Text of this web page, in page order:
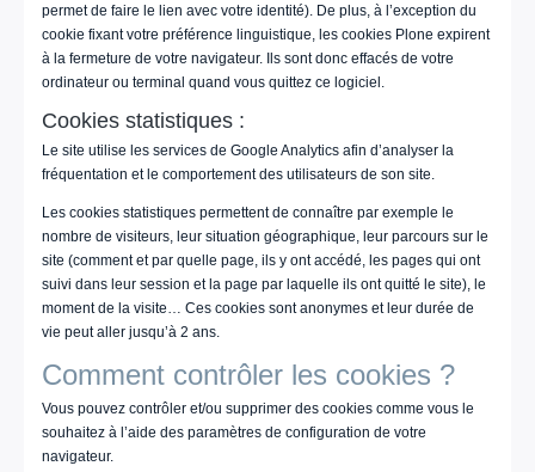
permet de faire le lien avec votre identité). De plus, à l’exception du
cookie fixant votre préférence linguistique, les cookies Plone expirent
à la fermeture de votre navigateur. Ils sont donc effacés de votre
ordinateur ou terminal quand vous quittez ce logiciel.
Cookies statistiques :
Le site utilise les services de Google Analytics afin d’analyser la
fréquentation et le comportement des utilisateurs de son site.
Les cookies statistiques permettent de connaître par exemple le
nombre de visiteurs, leur situation géographique, leur parcours sur le
site (comment et par quelle page, ils y ont accédé, les pages qui ont
suivi dans leur session et la page par laquelle ils ont quitté le site), le
moment de la visite… Ces cookies sont anonymes et leur durée de
vie peut aller jusqu’à 2 ans.
Comment contrôler les cookies ?
Vous pouvez contrôler et/ou supprimer des cookies comme vous le
souhaitez à l’aide des paramètres de configuration de votre
navigateur.